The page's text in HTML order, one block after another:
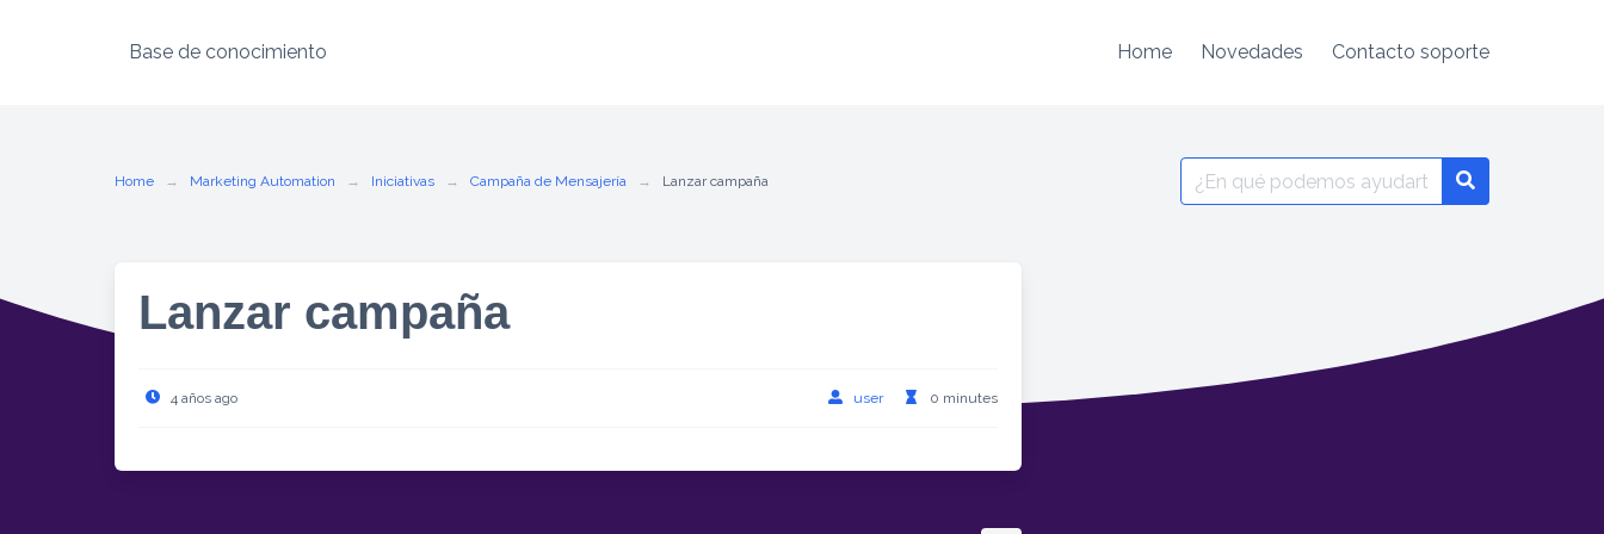
Base de conocimiento Home Novedades Contacto soporte
Home Marketing Automation Iniciativas Campaña de Mensajería Lanzar campaña
Search
for:
Lanzar campaña
4 años ago user 0 minutes